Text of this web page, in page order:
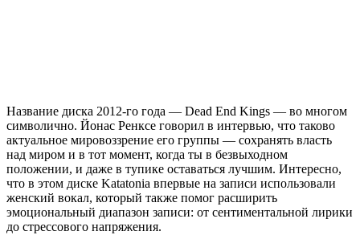
Название диска 2012-го года — Dead End Kings — во многом
символично. Йонас Ренксе говорил в интервью, что таково
актуальное мировоззрение его группы — сохранять власть
над миром и в тот момент, когда ты в безвыходном
положении, и даже в тупике оставаться лучшим. Интересно,
что в этом диске Katatonia впервые на записи использовали
женский вокал, который также помог расширить
эмоциональный диапазон записи: от сентиментальной лирики
до стрессового напряжения.